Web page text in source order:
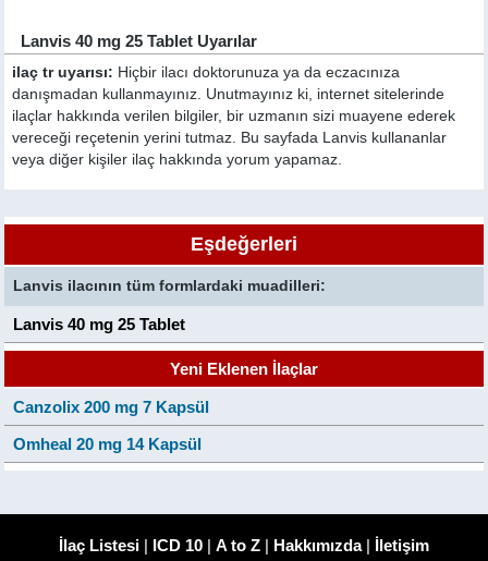
Lanvis 40 mg 25 Tablet Uyarılar
ilaç tr uyarısı: Hiçbir ilacı doktorunuza ya da eczacınıza
danışmadan kullanmayınız. Unutmayınız ki, internet sitelerinde
ilaçlar hakkında verilen bilgiler, bir uzmanın sizi muayene ederek
vereceği reçetenin yerini tutmaz. Bu sayfada Lanvis kullananlar
veya diğer kişiler ilaç hakkında yorum yapamaz.
Eşdeğerleri
Lanvis ilacının tüm formlardaki muadilleri:
Lanvis 40 mg 25 Tablet
Yeni Eklenen İlaçlar
Canzolix 200 mg 7 Kapsül
Omheal 20 mg 14 Kapsül
İlaç Listesi | ICD 10 | A to Z | Hakkımızda| İletişim